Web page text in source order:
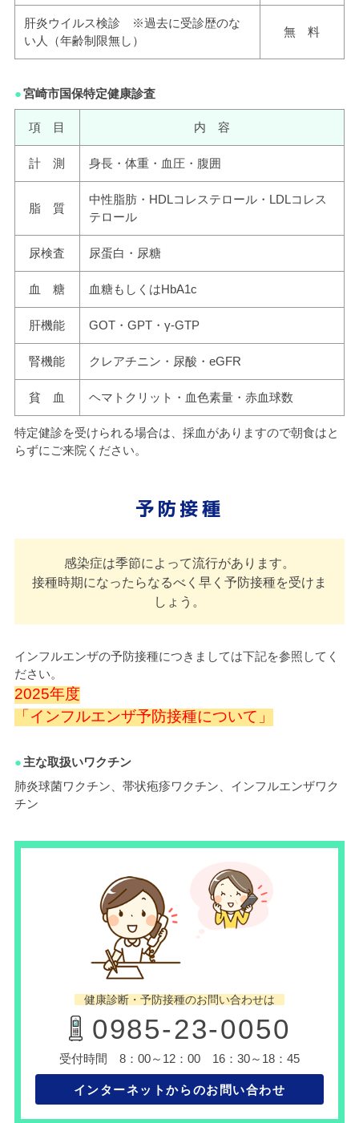
肝炎ウイルス検診 ※過去に受診歴のな
い人（年齢制限無し）
無 料
宮崎市国保特定健康診査
項 目 内 容
計 測 身長・体重・血圧・腹囲
脂 質
中性脂肪・HDLコレステロール・LDLコレス
テロール
尿検査 尿蛋白・尿糖
血 糖 血糖もしくはHbA1c
肝機能 GOT・GPT・γ-GTP
腎機能 クレアチニン・尿酸・eGFR
貧 血 ヘマトクリット・血色素量・赤血球数
特定健診を受けられる場合は、採血がありますので朝食はと
らずにご来院ください。
予防接種
感染症は季節によって流行があります。
接種時期になったらなるべく早く予防接種を受けま
しょう。
インフルエンザの予防接種につきましては下記を参照してく
ださい。
2025年度
「インフルエンザ予防接種について」
主な取扱いワクチン
肺炎球菌ワクチン、帯状疱疹ワクチン、インフルエンザワク
チン
健康診断・予防接種のお問い合わせは
0985-23-0050
受付時間 8：00～12：00 16：30～18：45
インターネットからのお問い合わせ